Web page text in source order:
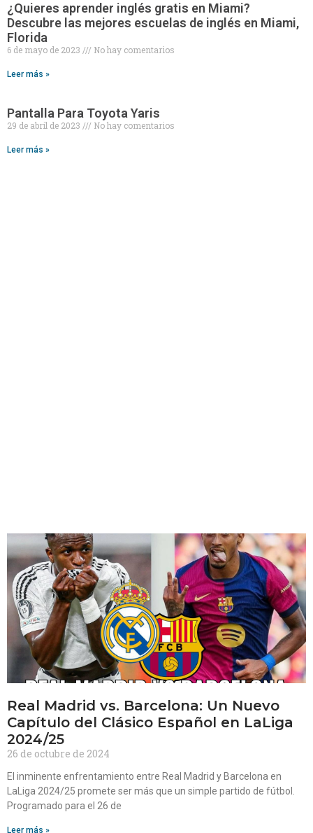
¿Quieres aprender inglés gratis en Miami?
Descubre las mejores escuelas de inglés en Miami,
Florida
6 de mayo de 2023 No hay comentarios
Leer más »
Pantalla Para Toyota Yaris
29 de abril de 2023 No hay comentarios
Leer más »
Real Madrid vs. Barcelona: Un Nuevo
Capítulo del Clásico Español en LaLiga
2024/25
26 de octubre de 2024
El inminente enfrentamiento entre Real Madrid y Barcelona en
LaLiga 2024/25 promete ser más que un simple partido de fútbol.
Programado para el 26 de
Leer más »